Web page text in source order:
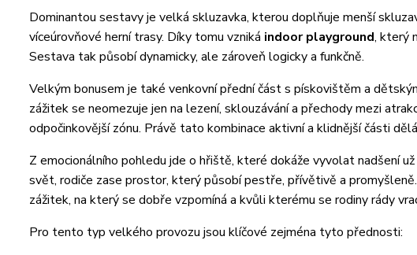
Dominantou sestavy je velká skluzavka, kterou doplňuje menší
víceúrovňové herní trasy. Díky tomu vzniká indoor playground, který
Sestava tak působí dynamicky, ale zároveň logicky a funkčně.
Velkým bonusem je také venkovní přední část s pískovištěm a
zážitek se neomezuje jen na lezení, sklouzávání a přechody mezi
odpočinkovější zónu. Právě tato kombinace aktivní a klidnější části
Z emocionálního pohledu jde o hřiště, které dokáže vyvolat nadšení
svět, rodiče zase prostor, který působí pestře, přívětivě a
zážitek, na který se dobře vzpomíná a kvůli kterému se rodiny rády
Pro tento typ velkého provozu jsou klíčové zejména tyto přednosti: